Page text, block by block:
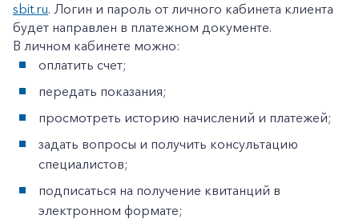
+7-800-700-24-57
Заказать обратный звонок
Корпоративным клиентам
sbit.ru. Логин и пароль от личного кабинета клиента
будет направлен в платежном документе.
В личном кабинете можно:
оплатить счет;
передать показания;
просмотреть историю начислений и платежей;
задать вопросы и получить консультацию
специалистов;
подписаться на получение квитанций в
электронном формате;